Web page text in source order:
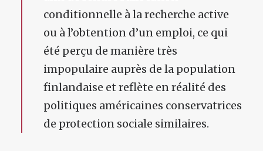
conditionnelle à la recherche active
ou à l’obtention d’un emploi, ce qui
été perçu de manière très
impopulaire auprès de la population
finlandaise et reflète en réalité des
politiques américaines conservatrices
de protection sociale similaires.